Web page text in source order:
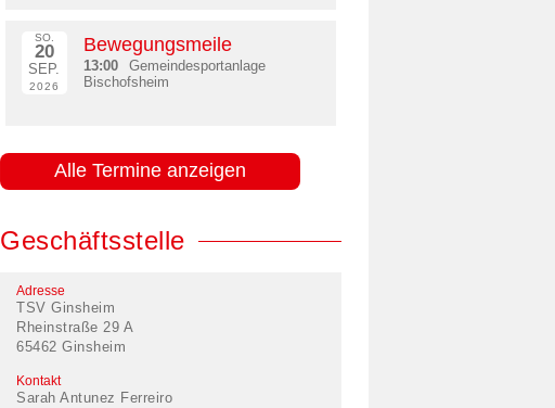
SO.
20
SEP.
2026
Bewegungsmeile
13:00
Gemeindesportanlage
Bischofsheim
Alle Termine anzeigen
Geschäftsstelle
Adresse
TSV Ginsheim
Rheinstraße 29 A
65462 Ginsheim
Kontakt
Sarah Antunez Ferreiro